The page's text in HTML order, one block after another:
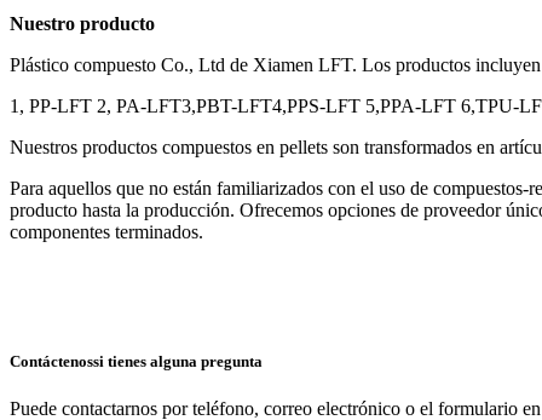
Nuestro producto
Plástico compuesto Co., Ltd de Xiamen LFT. Los productos
1, PP-LFT 2, PA-LFT3,PBT-LFT4,PPS-LFT 5,PPA-LFT 6,TPU-
Nuestros productos compuestos en pellets son transformados en
Para aquellos que no están familiarizados con el uso de
producto hasta la producción. Ofrecemos opciones de proveedor
componentes terminados.
Contáctenossi tienes alguna pregunta
Puede contactarnos por teléfono, correo electrónico o el formulario